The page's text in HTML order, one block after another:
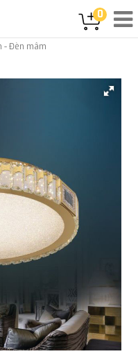
0
- Đèn mâm